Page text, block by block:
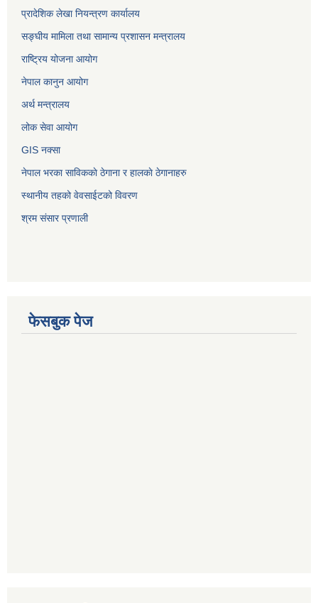
प्रादेशिक लेखा नियन्त्रण कार्यालय
सङ्‍घीय मामिला तथा सामान्य प्रशासन मन्त्रालय
राष्ट्रिय योजना आयोग
नेपाल कानुन आयोग
अर्थ मन्त्रालय
लोक सेवा आयोग
GIS नक्सा
नेपाल भरका साविककाे ठेगाना र हालकाे ठेगानाहरु
स्थानीय तहको वेवसाईटको विवरण
श्रम संसार प्रणाली
फेसबुक पेज